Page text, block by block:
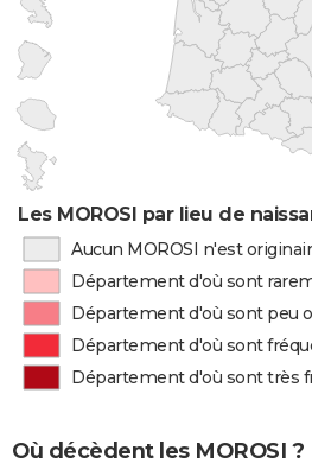
Les MOROSI par lieu de
Aucun MOROSI n'est
Département d'où sont
Département d'où sont peu
Département d'où sont
Département d'où sont très
Où décèdent les MOROSI ?